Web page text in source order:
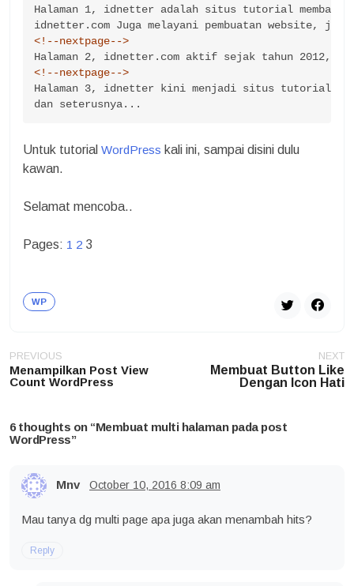
Halaman 1, idnetter adalah situs tutorial
<!--nextpage-->
<!--nextpage-->
Halaman 3, idnetter kini menjadi situs tutorial
dan seterusnya...
Untuk tutorial WordPress kali ini, sampai disini dulu
kawan.
Selamat mencoba..
Pages: 1 2 3
WP
Post
navigation
PREVIOUS
Menampilkan Post View
Count WordPress
NEXT
Membuat Button Like
Dengan Icon Hati
6 thoughts on “Membuat multi halaman pada post
WordPress”
Mnv October 10, 2016 8:09 am
Mau tanya dg multi page apa juga akan menambah hits?
Reply